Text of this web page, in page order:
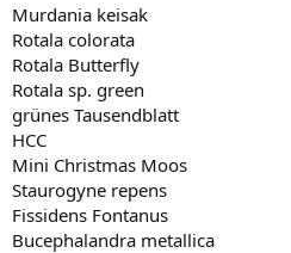
Murdania keisak
Rotala colorata
Rotala Butterfly
Rotala sp. green
grünes Tausendblatt
HCC
Mini Christmas Moos
Staurogyne repens
Fissidens Fontanus
Bucephalandra metallica